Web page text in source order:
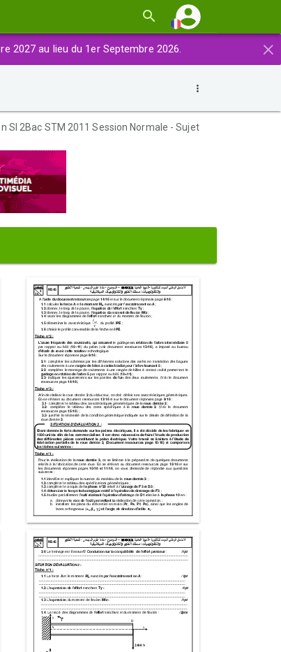
×
2027 au lieu du 1er Septembre 2026.
SI 2Bac STM 2011 Session Normale - Sujet